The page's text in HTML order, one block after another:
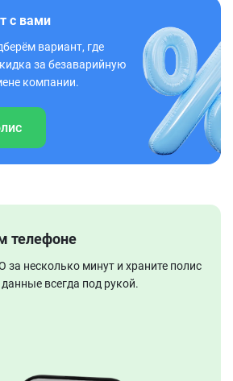
с вами
вариант, где
за безаварийную
компании.
телефоне
несколько минут и храните полис
всегда под рукой.